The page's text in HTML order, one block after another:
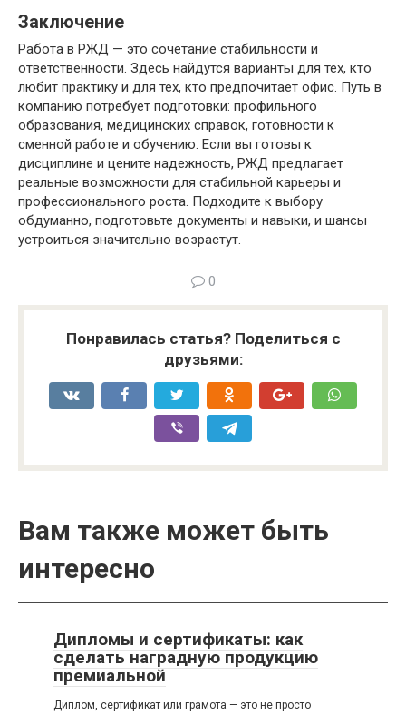
Заключение
Работа в РЖД — это сочетание стабильности и
ответственности. Здесь найдутся варианты для тех, кто
любит практику и для тех, кто предпочитает офис. Путь в
компанию потребует подготовки: профильного
образования, медицинских справок, готовности к
сменной работе и обучению. Если вы готовы к
дисциплине и цените надежность, РЖД предлагает
реальные возможности для стабильной карьеры и
профессионального роста. Подходите к выбору
обдуманно, подготовьте документы и навыки, и шансы
устроиться значительно возрастут.
0
Понравилась статья? Поделиться с
друзьями:
Вам также может быть
интересно
Дипломы и сертификаты: как
сделать наградную продукцию
премиальной
Диплом, сертификат или грамота — это не просто